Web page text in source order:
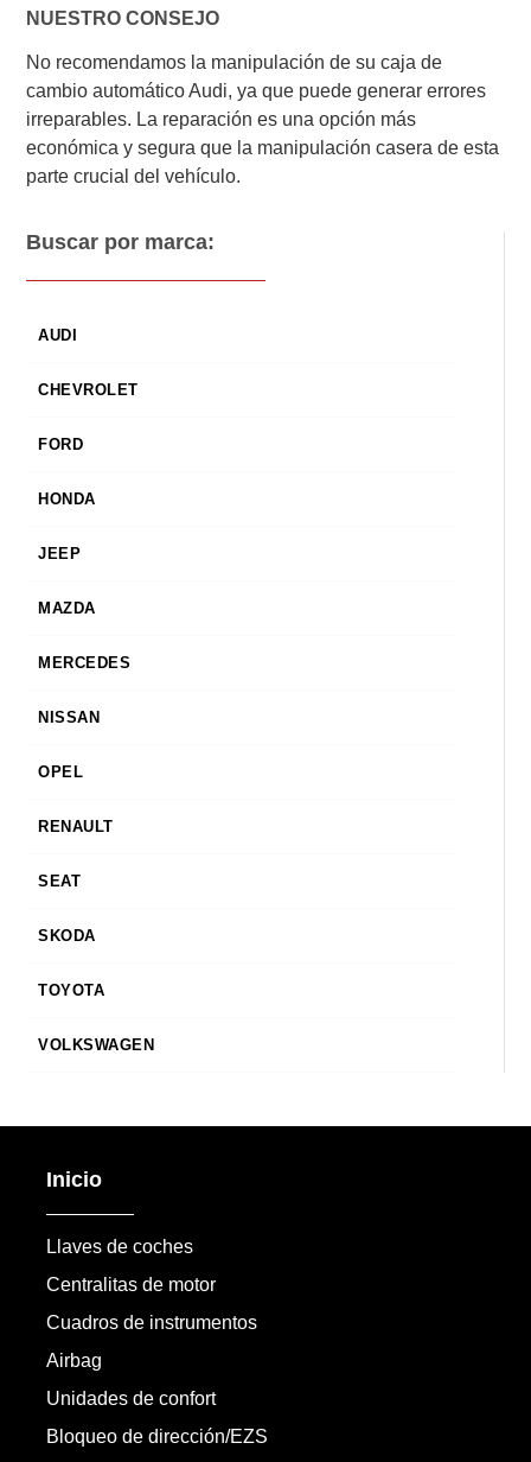
Buscar por marca:
AUDI
CHEVROLET
FORD
HONDA
JEEP
MAZDA
MERCEDES
NISSAN
OPEL
RENAULT
SEAT
SKODA
TOYOTA
VOLKSWAGEN
NUESTRO CONSEJO
No recomendamos la manipulación de su caja de
cambio automático Audi, ya que puede generar errores
irreparables. La reparación es una opción más
económica y segura que la manipulación casera de esta
parte crucial del vehículo.
Inicio
Llaves de coches
Centralitas de motor
Cuadros de instrumentos
Airbag
Unidades de confort
Bloqueo de dirección/EZS